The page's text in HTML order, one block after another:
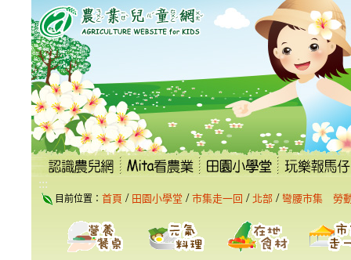
到
主
要
內
容
區
塊
:::
目前位置： 首頁 / 田園小學堂 / 市集走一回 / 北部 / 彎腰市集 勞